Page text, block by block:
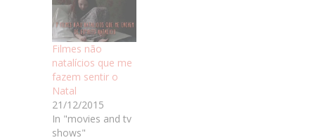
Filmes não
natalícios que me
fazem sentir o
Natal
21/12/2015
In "movies and tv
shows"